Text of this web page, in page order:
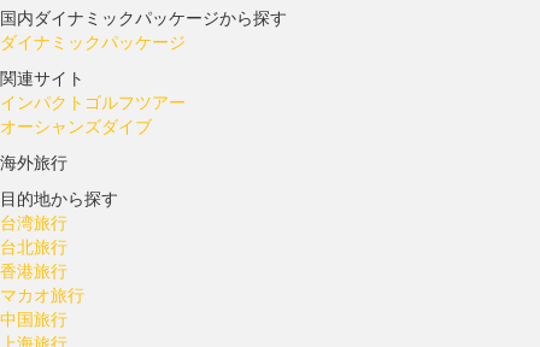
国内ダイナミックパッケージから探す
ダイナミックパッケージ
関連サイト
インパクトゴルフツアー
オーシャンズダイブ
海外旅行
目的地から探す
台湾旅行
台北旅行
香港旅行
マカオ旅行
中国旅行